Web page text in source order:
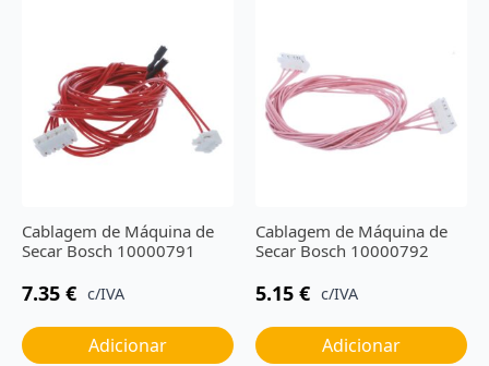
Cablagem de Máquina de
Secar Bosch 10000791
7.35 € c/IVA
Adicionar
Cablagem de Máquina de
Secar Bosch 10000792
5.15 € c/IVA
Adicionar